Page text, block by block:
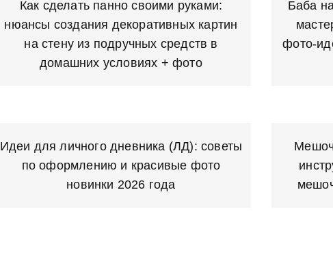
Как сделать панно своими руками:
нюансы создания декоративных картин
на стену из подручных средств в
домашних условиях + фото
Баба
фото-
Идеи для личного дневника (ЛД): советы
по оформлению и красивые фото
новинки 2026 года